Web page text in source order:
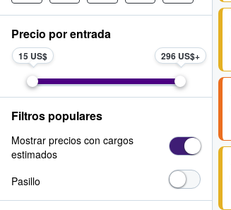
Precio por entrada
15 US$ 296 US$
Filtros populares
Mostrar precios con cargos
estimados
Pasillo